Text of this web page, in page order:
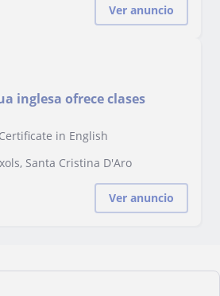
Ver anuncio
inglesa ofrece clases
in English
Santa Cristina D'Aro
Ver anuncio